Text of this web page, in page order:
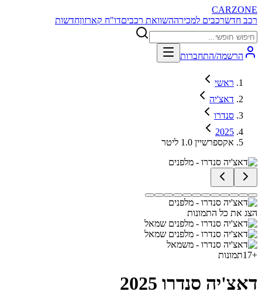
CARZONE
רכב חדשרכבים למכירההשוואת רכביםדו"ח קארזוןחדשות
הרשמה/התחברות
ראשי
דאצ'יה
סנדרו
2025
אקספרשיין 1.0 ליטר
הצג את כל התמונות
+
17תמונות
דאצ'יה סנדרו 2025